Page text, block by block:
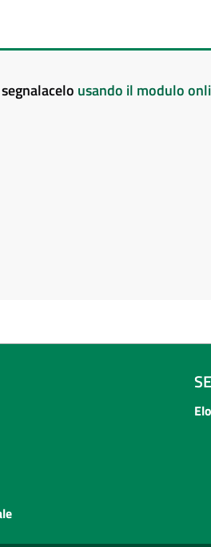
usando il modulo